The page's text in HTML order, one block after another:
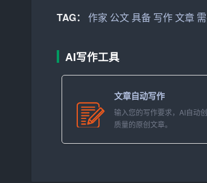
域，如政治、经济、文化等，因此
在写作过程中，聪明且富有创造
的观点，使用独特的语言风格，
法和表达方式。
TAG： 作家 公文具备 写作文章
AI写作工具
文章自动写作
输入您的写作要求，AI自动
质量的原创文章。